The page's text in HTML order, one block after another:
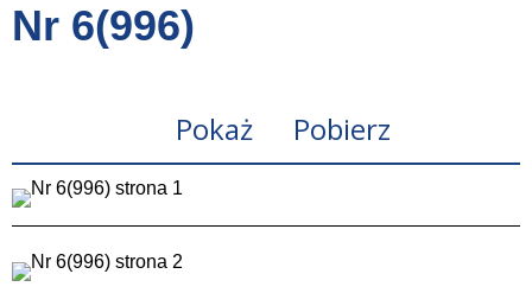
Nr 6(996)
Pokaż Pobierz